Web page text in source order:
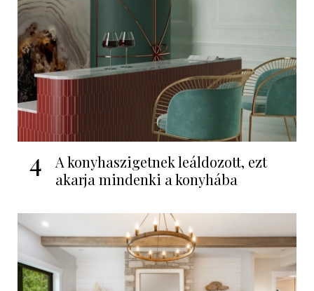
4
A konyhaszigetnek leáldozott, ezt
akarja mindenki a konyhába